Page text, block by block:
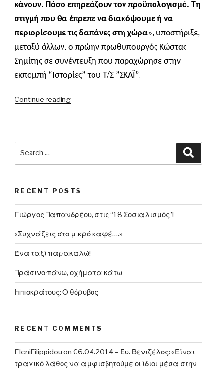
κάνουν. Πόσο επηρεάζουν τον προϋπολογισμό. Τη
στιγμή που θα έπρεπε να διακόψουμε ή να
περιορίσουμε τις δαπάνες στη χώρα», υποστήριξε,
μεταξύ άλλων, ο πρώην πρωθυπουργός Κώστας
Σημίτης σε συνέντευξη που παραχώρησε στην
εκπομπή “Ιστορίες” του Τ/Σ ”ΣΚΑΪ”.
Continue reading“Κ.
σε
σχέση
με
αγορές
εξοπλισμών»”
RECENT POSTS
Γιώργος Παπανδρέου, στις “18 Σοσιαλισμός”!
«Συχνάζεις στο μικρό καφέ….»
Ένα ταξί παρακαλώ!
Πράσινο πάνω, οχήματα κάτω
Ιπποκράτους: Ο θόρυβος
RECENT COMMENTS
EleniFilippidou on 06.04.2014 – Ευ. Βενιζέλος: «Είναι
τραγικό λάθος να αμφισβητούμε οι ίδιοι μέσα στην